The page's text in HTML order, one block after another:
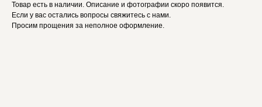
Товар есть в наличии. Описание и фотографии скоро появится.
Если у вас остались вопросы свяжитесь с нами.
Просим прощения за неполное оформление.